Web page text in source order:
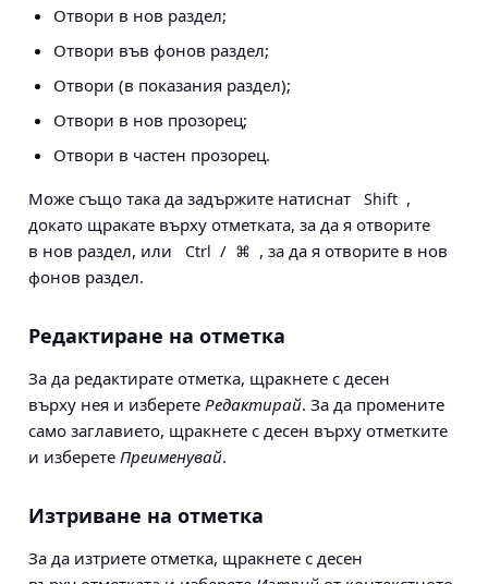
Отвори в нов раздел;
Отвори във фонов раздел;
Отвори (в показания раздел);
Отвори в нов прозорец;
Отвори в частен прозорец.
Може също така да задържите натиснат
Shift ,
докато щракате върху отметката, за да я отворите
в нов раздел, или
Ctrl / ⌘ , за да я отворите в нов
фонов раздел.
Редактиране на отметка
За да редактирате отметка, щракнете с десен
върху нея и изберете Редактирай. За да промените
само заглавието, щракнете с десен върху отметките
и изберете Преименувай.
Изтриване на отметка
За да изтриете отметка, щракнете с десен